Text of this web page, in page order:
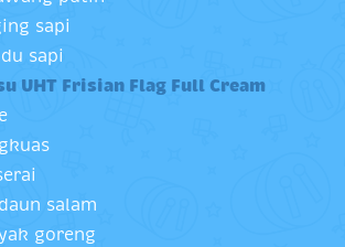
sapi
sapi
UHT Frisian Flag Full Cream
salam
goreng